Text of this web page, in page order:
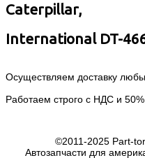
Caterpillar,
International DT-
Осуществляем доставку
Работаем строго с НДС и
©2011-2025 Part-
Автозапчасти для